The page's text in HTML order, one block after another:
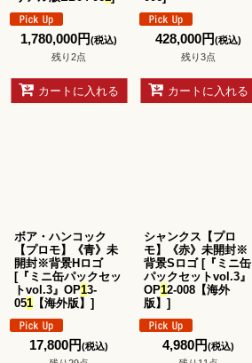
1,780,000円(税込)
残り2点
カートに入れる
428,000円(税込)
残り3点
カートに入れる
ボア・ハンコック
【プロモ】《青》未
開封※背景Hロゴ
[『ミニ缶パックセッ
トvol.3』OP13-
051 【海外版】 ]
17,800円(税込)
シャンクス【プロ
モ】《赤》未開封※
背景Sロゴ [『ミニ缶
パックセットvol.3』
OP12-008【海外
版】 ]
4,980円(税込)